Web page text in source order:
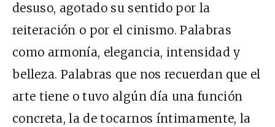
desuso, agotado su sentido por la
reiteración o por el cinismo. Palabras
como armonía, elegancia, intensidad y
belleza. Palabras que nos recuerdan que el
arte tiene o tuvo algún día una función
concreta, la de tocarnos íntimamente, la